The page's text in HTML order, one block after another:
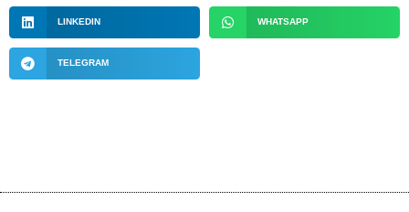
LINKEDIN WHATSAPP
TELEGRAM